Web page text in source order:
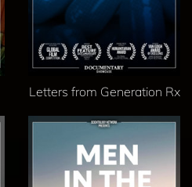
Letters from Generation Rx